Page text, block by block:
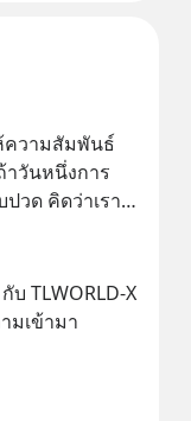
ความสัมพันธ์
าวันหนึ่งการ
ปวด คิดว่าเรา
อตั้งใจจะ
กลับทำให้เกิด
าร
อบเขตเพื่อ
บ TLWORLD-X
มเข้ามา